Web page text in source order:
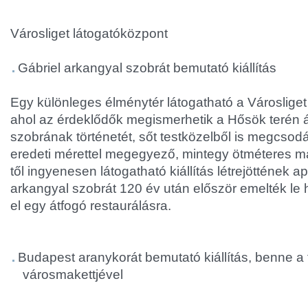
Városliget látogatóközpont
Gábriel arkangyal szobrát bemutató kiállítás
Egy különleges élménytér látogatható a
ahol az érdeklődők megismerhetik a Hősök terén
szobrának történetét, sőt testközelből is
eredeti mérettel megegyező, mintegy ötméteres
től ingyenesen látogatható kiállítás létrejöttének
arkangyal szobrát 120 év után először emelték le
el egy átfogó restaurálásra.
Budapest aranykorát bemutató kiállítás, benne
városmakettjével